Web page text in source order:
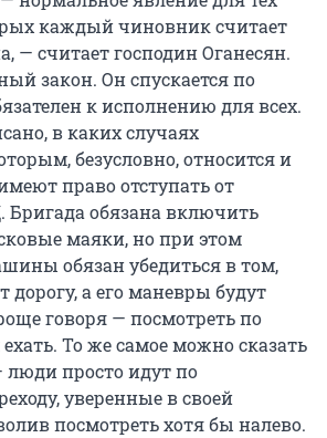
каждый чиновник считает
— считает господин Оганесян.
закон. Он спускается по
к исполнению для всех.
в каких случаях
безусловно, относится и
право отступать от
Бригада обязана включить
маяки, но при этом
обязан убедиться в том,
дорогу, а его маневры будут
говоря — посмотреть по
То же самое можно сказать
просто идут по
уверенные в своей
посмотреть хотя бы налево.